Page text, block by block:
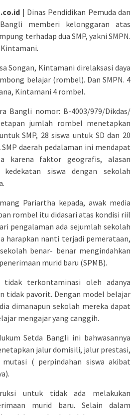
| Dinas Pendidikan Pemuda dan
memberi kelonggaran atas
terhadap dua SMP, yakni SMPN.
Kintamani.
Songan, Kintamani direlaksasi daya
belajar (rombel). Dan SMPN. 4
Kintamani 4 rombel.
Bangli nomor: B-4003/979/Dikdas/
jumlah rombel menetapkan
SMP, 28 siswa untuk SD dan 20
daerah pedalaman ini mendapat
karena faktor geografis, alasan
siswa dengan sekolah
Pariartha kepada, awak media
rombel itu didasari atas kondisi riil
pengalaman ada sejumlah sekolah
harapkan nanti terjadi pemerataan,
benar- benar mengindahkan
murid baru (SPMB).
tidak terkontaminasi oleh adanya
tidak pavorit. Dengan model belajar
dimanapun sekolah mereka dapat
mengajar yang canggih.
Setda Bangli ini bahwasannya
jalur domisili, jalur prestasi,
( perpindahan siswa akibat
untuk tidak ada melakukan
murid baru. Selain dalam